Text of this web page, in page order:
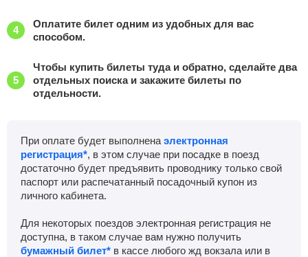
Оплатите билет одним из удобных для вас
способом.
Чтобы купить билеты туда и обратно, сделайте два
отдельных поиска и закажите билеты по
отдельности.
При оплате будет выполнена электронная
регистрация*, в этом случае при посадке в поезд
достаточно будет предъявить проводнику только свой
паспорт или распечатанный посадочный купон из
личного кабинета.
Для некоторых поездов электронная регистрация не
доступна, в таком случае вам нужно получить
бумажный билет* в кассе любого жд вокзала или в